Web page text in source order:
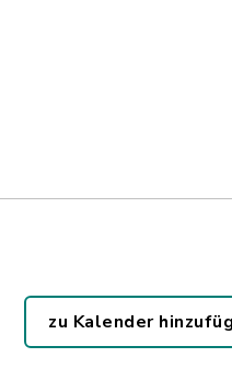
zu Kalender